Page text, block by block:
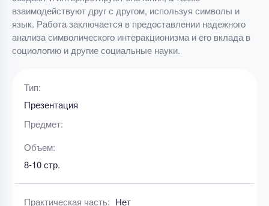
взаимодействуют друг с другом, используя символы и
язык. Работа заключается в предоставлении надежного
анализа символического интеракционизма и его вклада в
социологию и другие социальные науки.
Тип:
Презентация
Предмет:
Объем:
8-10 стр.
Практическая часть: Нет